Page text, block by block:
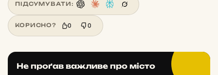
ПІДСУМУВАТИ:
КОРИСНО? 0 0
Не проґав важливе про місто